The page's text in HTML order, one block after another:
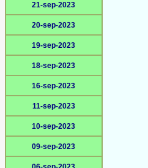
21-sep-2023
20-sep-2023
19-sep-2023
18-sep-2023
16-sep-2023
11-sep-2023
10-sep-2023
09-sep-2023